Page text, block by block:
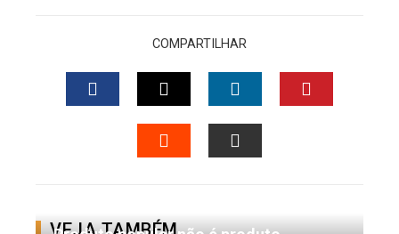
COMPARTILHAR
FACEBOOKTWITTERLINKEDIN
VEJA TAMBÉM